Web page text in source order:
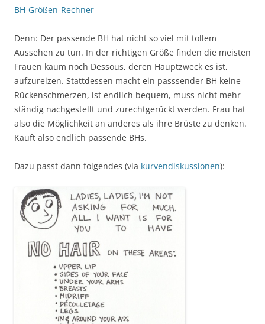
BH-Größen-Rechner
Denn: Der passende BH hat nicht so viel mit tollem
Aussehen zu tun. In der richtigen Größe finden die meisten
Frauen kaum noch Dessous, deren Hauptzweck es ist,
aufzureizen. Stattdessen macht ein passsender BH keine
Rückenschmerzen, ist endlich bequem, muss nicht mehr
ständig nachgestellt und zurechtgerückt werden. Frau hat
also die Möglichkeit an anderes als ihre Brüste zu denken.
Kauft also endlich passende BHs.
Dazu passt dann folgendes (via kurvendiskussionen):